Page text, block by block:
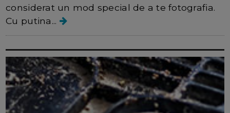
considerat un mod special de a te fotografia.
Cu putina...